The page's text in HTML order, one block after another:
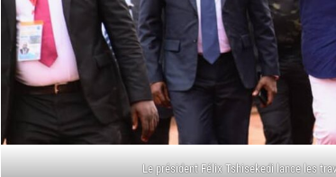
Le président Félix Tshisekedi lance les